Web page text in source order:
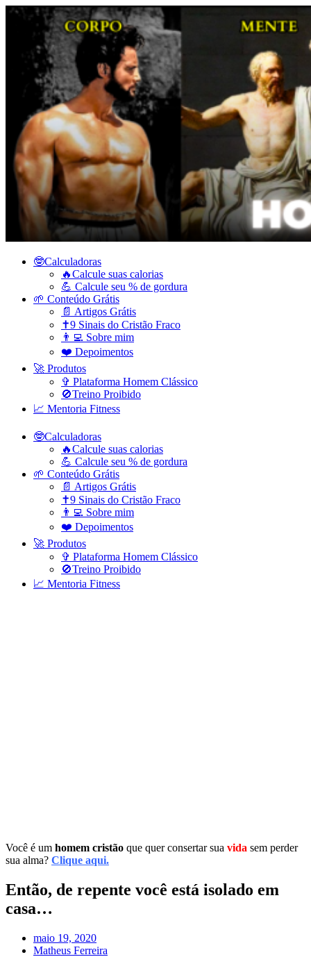
🤓Calculadoras
🔥Calcule suas calorias
💪 Calcule seu % de gordura
🌱 Conteúdo Grátis
📄 Artigos Grátis
✝️9 Sinais do Cristão Fraco
👨‍💻 Sobre mim
❤️ Depoimentos
🚀 Produtos
✞ Plataforma Homem Clássico
🚫Treino Proibido
📈 Mentoria Fitness
🤓Calculadoras
🔥Calcule suas calorias
💪 Calcule seu % de gordura
🌱 Conteúdo Grátis
📄 Artigos Grátis
✝️9 Sinais do Cristão Fraco
👨‍💻 Sobre mim
❤️ Depoimentos
🚀 Produtos
✞ Plataforma Homem Clássico
🚫Treino Proibido
📈 Mentoria Fitness
Você é um homem cristão que quer consertar sua vida sem perder
sua alma? Clique aqui.
Então, de repente você está isolado em
casa…
maio 19, 2020
Matheus Ferreira